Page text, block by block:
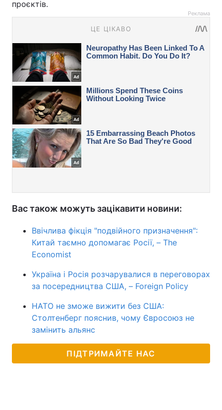
проєктів.
Реклама
Вас також можуть зацікавити новини:
Ввічлива фікція "подвійного призначення":
Китай таємно допомагає Росії, – The
Economist
Україна і Росія розчарувалися в переговорах
за посередництва США, – Foreign Policy
НАТО не зможе вижити без США:
Столтенберг пояснив, чому Євросоюз не
замінить альянс
ПІДТРИМАЙТЕ НАС